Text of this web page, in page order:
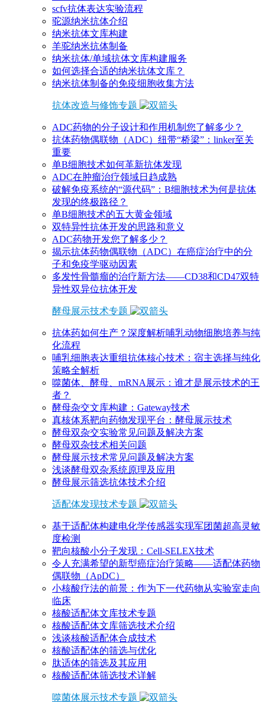
scfv抗体表达实验流程
驼源纳米抗体介绍
纳米抗体文库构建
羊驼纳米抗体制备
纳米抗体/单域抗体文库构建服务
如何选择合适的纳米抗体文库？
纳米抗体制备的免疫细胞收集方法
抗体改造与修饰专题
ADC药物的分子设计和作用机制您了解多少？
抗体药物偶联物（ADC）纽带“桥梁”：linker至关
重要
单B细胞技术如何革新抗体发现
ADC在肿瘤治疗领域日趋成熟
破解免疫系统的“源代码”：B细胞技术为何是抗体
发现的终极路径？
单B细胞技术的五大黄金领域
双特异性抗体开发的思路和意义
ADC药物开发您了解多少？
揭示抗体药物偶联物（ADC）在癌症治疗中的分
子和免疫学驱动因素
多发性骨髓瘤的治疗新方法——CD38和CD47双特
异性双异位抗体开发
酵母展示技术专题
抗体药如何生产？深度解析哺乳动物细胞培养与纯
化流程
哺乳细胞表达重组抗体核心技术：宿主选择与纯化
策略全解析
噬菌体、酵母、mRNA展示：谁才是展示技术的王
者？
酵母杂交文库构建：Gateway技术
真核体系靶向药物发现平台：酵母展示技术
酵母双杂交实验常见问题及解决方案
酵母双杂技术相关问题
酵母展示技术常见问题及解决方案
浅谈酵母双杂系统原理及应用
酵母展示筛选抗体技术介绍
适配体发现技术专题
基于适配体构建电化学传感器实现军团菌超高灵敏
度检测
靶向核酸小分子发现：Cell-SELEX技术
令人充满希望的新型癌症治疗策略——适配体药物
偶联物（ApDC）
小核酸疗法的前景：作为下一代药物从实验室走向
临床
核酸适配体文库技术专题
核酸适配体文库筛选技术介绍
浅谈核酸适配体合成技术
核酸适配体的筛选与优化
肽适体的筛选及其应用
核酸适配体筛选技术详解
噬菌体展示技术专题